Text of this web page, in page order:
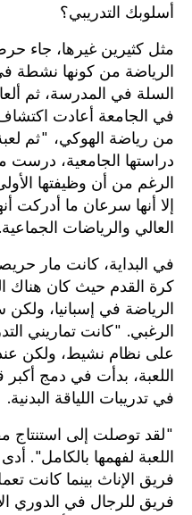
أسلوبك التدريبي؟
مثل كثيرين غيرها، جاء
الرياضة من كونها نشطة
السلة في المدرسة، ثم
في الجامعة أعادت اكتشاف
من رياضة الهوكي، "ثم
دراستها الجامعية، درست
الرغم من أن وظيفتها
إلا أنها سرعان ما أدركت
العالي والرياضات الجماعية.
في البداية، كانت مار
كرة القدم حيث كان هناك
الرياضة في إسبانيا،
الرغبي. "كانت تماريني
على نظام نشيط، ولكن
اللعبة، بدأت في دمج
في تدريبات اللياقة البدنية.
"لقد توصلت إلى استنتاج
اللعبة لفهمها بالكامل".
فريق الإناث بينما كانت
فريق للرجال في الدوري